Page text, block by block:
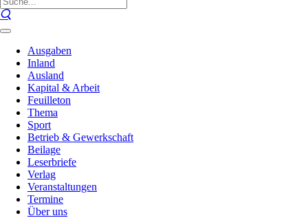
Ausgaben
Inland
Ausland
Kapital & Arbeit
Feuilleton
Thema
Sport
Betrieb & Gewerkschaft
Beilage
Leserbriefe
Verlag
Veranstaltungen
Termine
Über uns